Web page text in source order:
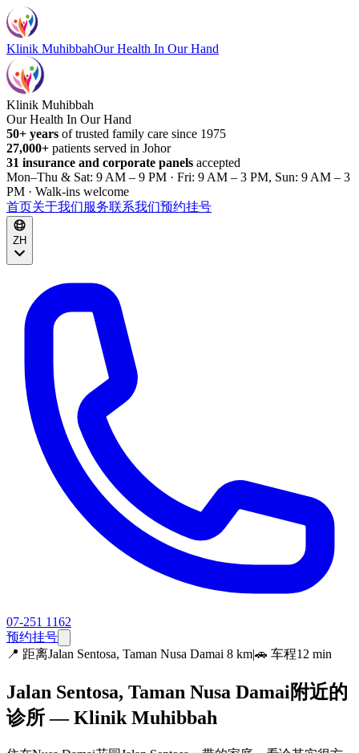
Klinik MuhibbahOur Health In Our Hand
Klinik Muhibbah
Our Health In Our Hand
50+ years of trusted family care since 1975
27,000+ patients served in Johor
31 insurance and corporate panels accepted
Mon–Thu & Sat: 9 AM – 9 PM · Fri: 9 AM – 3 PM, Sun: 9 AM – 3
PM · Walk-ins welcome
首页关于我们服务联系我们预约挂号
ZH
07-251 1162
预约挂号
📍 距离Jalan Sentosa, Taman Nusa Damai 8 km|🚗 车程12 min
Jalan Sentosa, Taman Nusa Damai附近的
诊所 — Klinik Muhibbah